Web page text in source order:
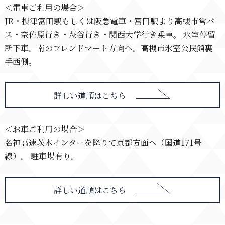
＜電車ご利用の場合＞
JR・摂津富田駅もしくは阪急電車・富田駅より高槻市営バ
ス・奈佐原行き・萩谷行き・関西大学行き乗車。 氷室停留
所下車。南のフレンドマート方向へ。高槻市氷室公民館裏
手西側。
詳しい道順はこちら
＜お車ご利用の場合＞
名神高速茨木インターを降りて京都方面へ（国道171号
線）。 駐車場有り。
詳しい道順はこちら